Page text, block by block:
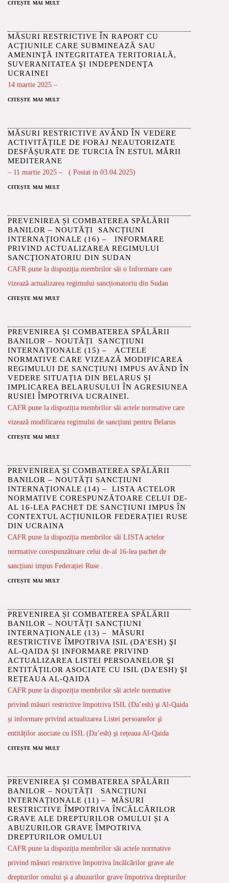
citește mai mult
MĂSURI RESTRICTIVE ÎN RAPORT CU
ACŢIUNILE CARE SUBMINEAZĂ SAU
AMENINŢĂ INTEGRITATEA TERITORIALĂ,
SUVERANITATEA ŞI INDEPENDENŢA
UCRAINEI
14 martie 2025 –
citește mai mult
MĂSURI RESTRICTIVE AVÂND ÎN VEDERE
ACTIVITĂȚILE DE FORAJ NEAUTORIZATE
DESFĂȘURATE DE TURCIA ÎN ESTUL MĂRII
MEDITERANE
– 11 martie 2025 – ( Postat in 03.04.2025)
citește mai mult
PREVENIREA ȘI COMBATEREA SPĂLĂRII
BANILOR – NOUTĂȚI SANCȚIUNI
INTERNAȚIONALE (16) – INFORMARE
PRIVIND ACTUALIZAREA REGIMULUI
SANCŢIONATORIU DIN SUDAN
CAFR pune la dispoziția membrilor săi o Informare care
vizează actualizarea regimului sancționatoriu din Sudan
citește mai mult
PREVENIREA ȘI COMBATEREA SPĂLĂRII
BANILOR – NOUTĂȚI SANCȚIUNI
INTERNAȚIONALE (15) – ACTELE
NORMATIVE CARE VIZEAZĂ MODIFICAREA
REGIMULUI DE SANCȚIUNI IMPUS AVÂND ÎN
VEDERE SITUAȚIA DIN BELARUS ȘI
IMPLICAREA BELARUSULUI ÎN AGRESIUNEA
RUSIEI ÎMPOTRIVA UCRAINEI.
CAFR pune la dispoziția membrilor săi actele normative care
vizează modificarea regimului de sancțiuni pentru Belarus
citește mai mult
PREVENIREA ȘI COMBATEREA SPĂLĂRII
BANILOR – NOUTĂȚI SANCȚIUNI
INTERNAȚIONALE (14) – LISTA ACTELOR
NORMATIVE CORESPUNZĂTOARE CELUI DE-
AL 16-LEA PACHET DE SANCȚIUNI IMPUS ÎN
CONTEXTUL ACȚIUNILOR FEDERAȚIEI RUSE
DIN UCRAINA
CAFR pune la dispoziția membrilor săi LISTA actelor
normative corespunzătoare celui de-al 16-lea pachet de
sancțiuni impus Federației Ruse .
citește mai mult
PREVENIREA ȘI COMBATEREA SPĂLĂRII
BANILOR – NOUTĂȚI SANCȚIUNI
INTERNAȚIONALE (13) – MĂSURI
RESTRICTIVE ÎMPOTRIVA ISIL (DA’ESH) ŞI
AL-QAIDA ȘI INFORMARE PRIVIND
ACTUALIZAREA LISTEI PERSOANELOR ŞI
ENTITĂȚILOR ASOCIATE CU ISIL (DA’ESH) ŞI
REȚEAUA AL-QAIDA
CAFR pune la dispoziția membrilor săi actele normative
privind măsuri restrictive împotriva ISIL (Da’esh) şi Al-Qaida
și informare privind actualizarea Listei persoanelor şi
entităților asociate cu ISIL (Da’esh) şi rețeaua Al-Qaida
citește mai mult
PREVENIREA ȘI COMBATEREA SPĂLĂRII
BANILOR – NOUTĂȚI SANCȚIUNI
INTERNAȚIONALE (11) – MĂSURI
RESTRICTIVE ÎMPOTRIVA ÎNCĂLCĂRILOR
GRAVE ALE DREPTURILOR OMULUI ȘI A
ABUZURILOR GRAVE ÎMPOTRIVA
DREPTURILOR OMULUI
CAFR pune la dispoziția membrilor săi actele normative
privind măsuri restrictive împotriva încălcărilor grave ale
drepturilor omului şi a abuzurilor grave împotriva drepturilor